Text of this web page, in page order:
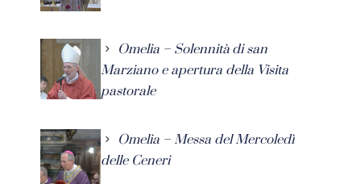
Omelia – Solennità di san
Marziano e apertura della Visita
pastorale
Omelia – Messa del Mercoledì
delle Ceneri